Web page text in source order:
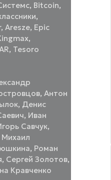
, Вitcoin,
,
,Aresze, Epic
,
, Tesoro
,Антон
, Денис
, Иван
Савчук,
Михаил
, Роман
, Сергей Золотов,
Кравченко